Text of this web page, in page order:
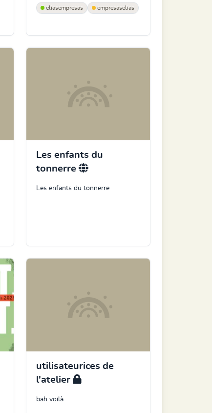
eliasempresas empresaselias
Les enfants du
tonnerre
Les enfants du tonnerre
utilisateurices de
l'atelier
bah voilà